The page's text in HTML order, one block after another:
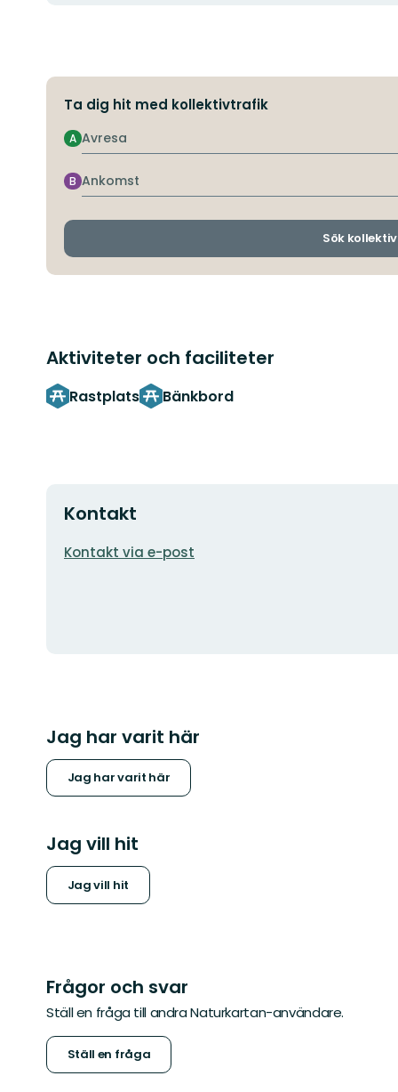
Ta dig hit med kollektivtrafik
Avresa
A
Ankomst
B
Sök
Aktiviteter och faciliteter
Rastplats Bänkbord
Kontakt
E-
Kontakt via e-post
Jag har varit här
Jag har varit här
Jag vill hit
Jag vill hit
Frågor och svar
Ställ en fråga till andra Naturkartan-användare.
Ställ en fråga